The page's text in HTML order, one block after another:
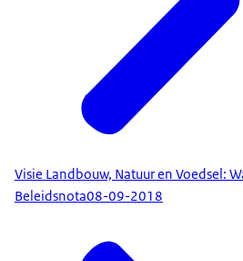
Visie Landbouw, Natuur en Voedsel:
Beleidsnota08-09-2018